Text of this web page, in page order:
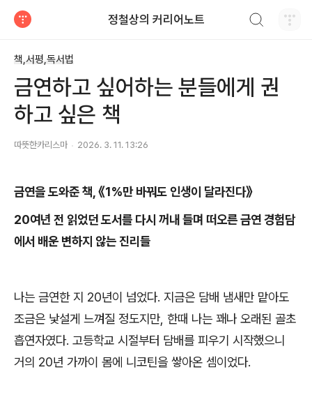
정철상의 커리어노트
책,서평,독서법
금연하고 싶어하는 분들에게 권
하고 싶은 책
따뜻한카리스마 2026. 3. 11. 13:26
금연을 도와준 책 《1%만 바꿔도 인생이 달라진다》
20여년 전 읽었던 도서를 다시 꺼내 들며 떠오른 금연 경험담
에서 배운 변하지 않는 진리들
나는 금연한 지 20년이 넘었다. 지금은 담배 냄새만 맡아도
조금은 낯설게 느껴질 정도지만 한때 나는 꽤나 오래된 골초
흡연자였다. 고등학교 시절부터 담배를 피우기 시작했으니
거의 20년 가까이 몸에 니코틴을 쌓아온 셈이었다.